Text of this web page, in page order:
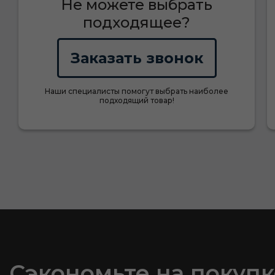
Не можете выбрать
подходящее?
Заказать звонок
Наши специалисты помогут выбрать наиболее
подходящий товар!